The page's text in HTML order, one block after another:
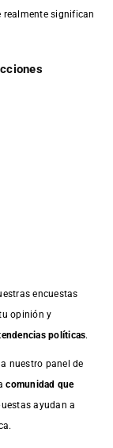
realmente significan
encuestas
opinión y
políticas.
nuestro panel de
comunidad que
ayudan a